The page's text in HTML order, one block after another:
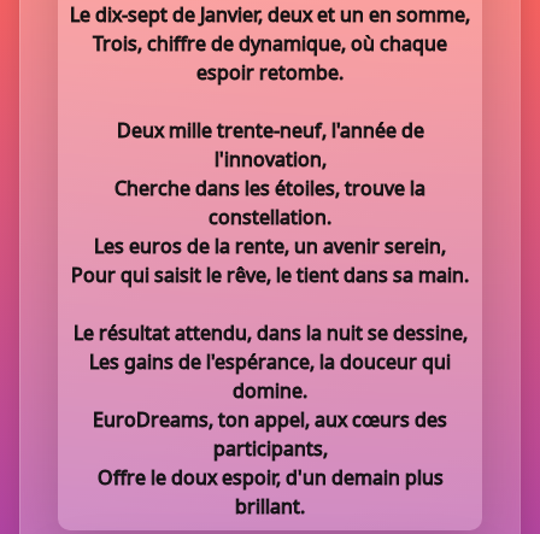
Le dix-sept de Janvier, deux et un en somme,
Trois, chiffre de dynamique, où chaque
espoir retombe.
Deux mille trente-neuf, l'année de
l'innovation,
Cherche dans les étoiles, trouve la
constellation.
Les euros de la rente, un avenir serein,
Pour qui saisit le rêve, le tient dans sa main.
Le résultat attendu, dans la nuit se dessine,
Les gains de l'espérance, la douceur qui
domine.
EuroDreams, ton appel, aux cœurs des
participants,
Offre le doux espoir, d'un demain plus
brillant.